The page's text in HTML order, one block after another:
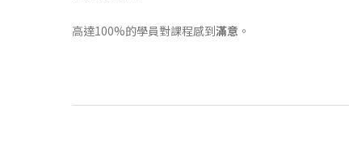
高達100%的學員對課程感到滿意 。